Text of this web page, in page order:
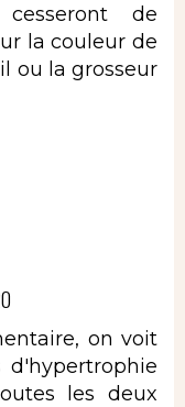
de
la couleur de
ou la grosseur
on voit
d'hypertrophie
les deux